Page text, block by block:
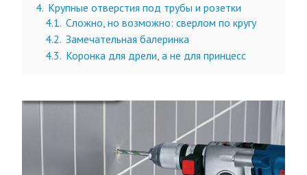
4. Крупные отверстия под трубы и розетки
4.1. Сложно, но возможно: сверлом по кругу
4.2. Замечательная балеринка
4.3. Коронка для дрели, а не для принцесс